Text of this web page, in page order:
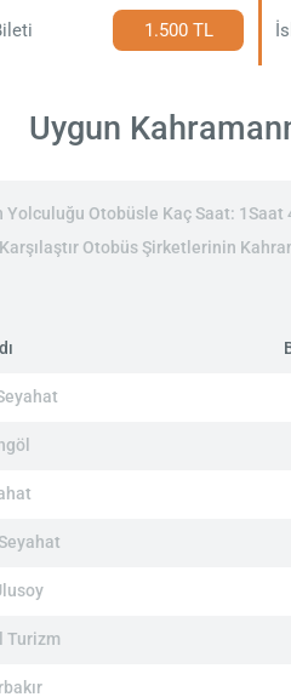
1.500 TL
Uygun
Otobüsle Kaç Saat:
Otobüs Şirketlerinin
Turizm